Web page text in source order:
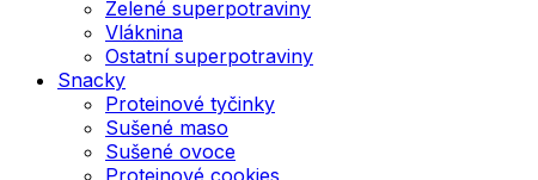
Zelené superpotraviny
Vláknina
Ostatní superpotraviny
Snacky
Proteinové tyčinky
Sušené maso
Sušené ovoce
Proteinové cookies